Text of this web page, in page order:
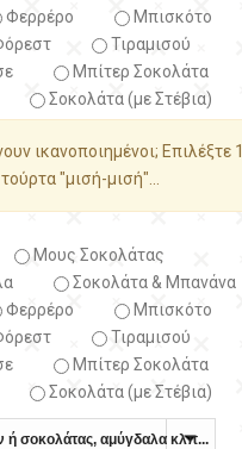
Φερρέρο
Μπισκότο
Τιραμισού
Μπίτερ Σοκολάτα
Σοκολάτα (με Στέβια)
ικανοποιημένοι; Επιλέξτε 1
"μισή-μισή"...
Μους Σοκολάτας
Σοκολάτα & Μπανάνα
Φερρέρο
Μπισκότο
Τιραμισού
Μπίτερ Σοκολάτα
Σοκολάτα (με Στέβια)